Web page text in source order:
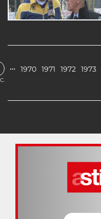
… 1970 1971 1972 1973